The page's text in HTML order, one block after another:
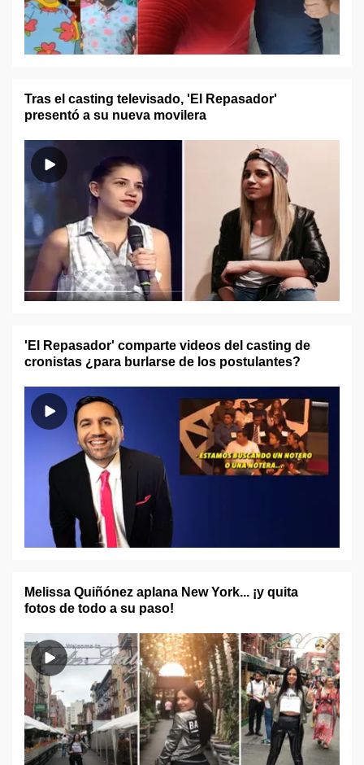
Tras el casting televisado, 'El Repasador'
presentó a su nueva movilera
'El Repasador' comparte videos del casting de
cronistas ¿para burlarse de los postulantes?
Melissa Quiñónez aplana New York... ¡y quita
fotos de todo a su paso!